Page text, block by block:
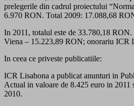
prelegerile din cadrul proiectului
6.970 RON. Total 2009: 17.088,68
In 2011, totalul este de 33.780,18
Viena – 15.223,89 RON; onorariu ICR
In ceea ce priveste publicatiile:
ICR Lisabona a publicat anunturi in
Actual in valoare de 8.425 euro in 2011
2010.